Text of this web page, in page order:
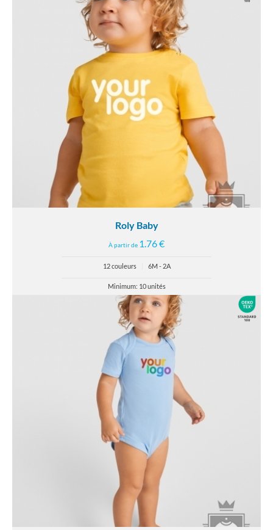
Roly Baby
À partir de 1.76 €
12 couleurs 6M - 2A
Minimum: 10 unités